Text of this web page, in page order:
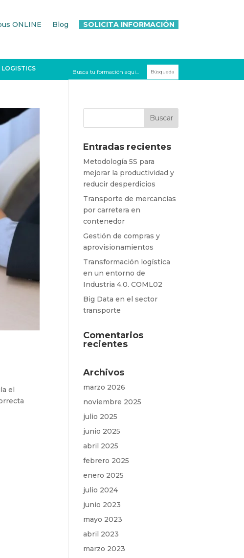
ONLINE Blog SOLICITA INFORMACIÓN
LOGISTICS
el
Entradas recientes
Metodología 5S para
mejorar la productividad y
reducir desperdicios
Transporte de mercancías
por carretera en
contenedor
Gestión de compras y
aprovisionamientos
Transformación logística
en un entorno de
Industria 4.0. COML02
Big Data en el sector
transporte
Comentarios
recientes
Archivos
marzo 2026
noviembre 2025
julio 2025
junio 2025
abril 2025
febrero 2025
enero 2025
julio 2024
junio 2023
mayo 2023
abril 2023
marzo 2023